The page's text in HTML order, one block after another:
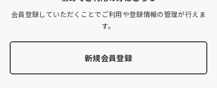
会員登録していただくことでご利用や登録情報の管理が行えま
す。
新規会員登録